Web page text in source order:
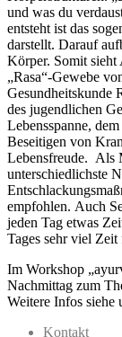
und was du
entsteht ist das
darstellt. Darauf
Körper. Somit sieht
„Rasa“-Gewebe
Gesundheitskunde
des jugendlichen
Lebensspanne,
Beseitigen von
Lebensfreude. Als
unterschiedlichste
empfohlen. Auch
jeden Tag etwas
Tages sehr viel
Im Workshop
Nachmittag zum
Weitere Infos siehe
Kontakt